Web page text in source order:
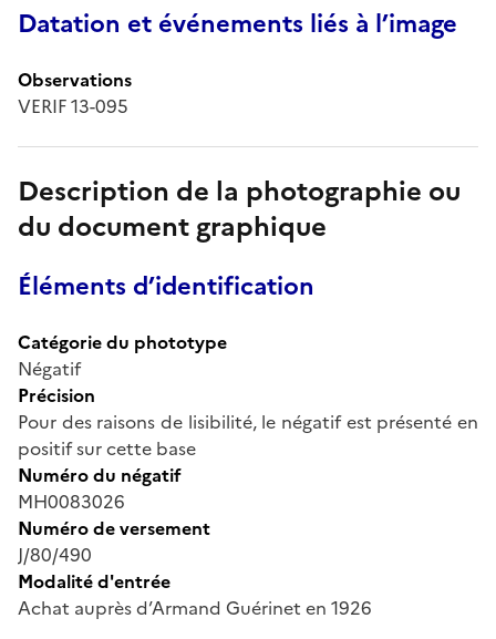
Datation et événements liés à l’image
Observations
VERIF 13-095
Description de la photographie ou
du document graphique
Éléments d’identification
Catégorie du phototype
Négatif
Précision
Pour des raisons de lisibilité, le négatif est présenté en
positif sur cette base
Numéro du négatif
MH0083026
Numéro de versement
J/80/490
Modalité d'entrée
Achat auprès d’Armand Guérinet en 1926